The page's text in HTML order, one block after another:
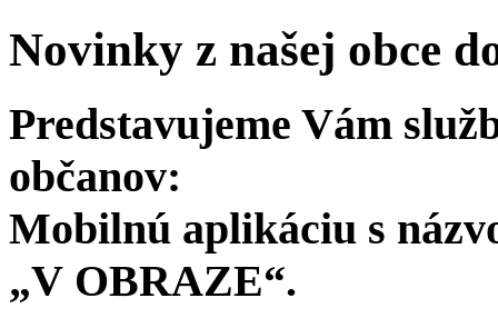
Novinky z našej obce
Predstavujeme Vám
občanov:
Mobilnú aplikáciu s
„V OBRAZE“.